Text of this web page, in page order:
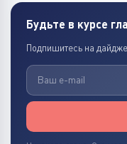
Будьте в курсе
Подпишитесь на